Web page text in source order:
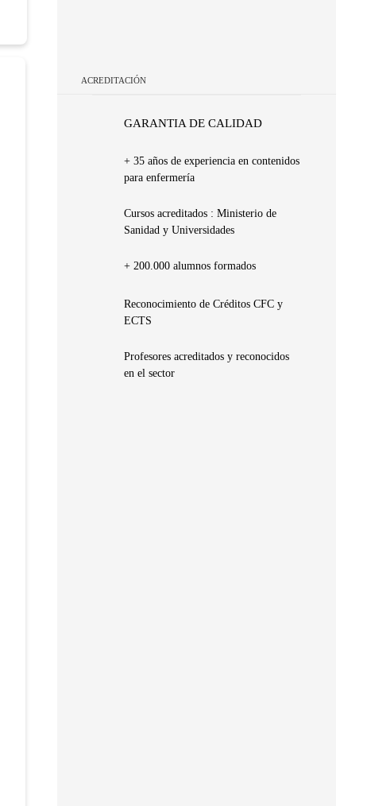
ACREDITACIÓN
GARANTIA DE CALIDAD
+ 35 años de experiencia en contenidos
para enfermería
Cursos acreditados : Ministerio de
Sanidad y Universidades
+ 200.000 alumnos formados
Reconocimiento de Créditos CFC y
ECTS
Profesores acreditados y reconocidos
en el sector